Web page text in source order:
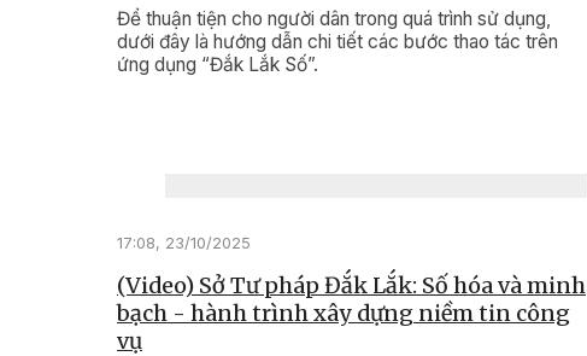
Để thuận tiện cho người dân trong quá trình sử dụng,
dưới đây là hướng dẫn chi tiết các bước thao tác trên
ứng dụng “Đắk Lắk Số”.
17:08, 23/10/2025
(Video) Sở Tư pháp Đắk Lắk: Số hóa và minh
bạch - hành trình xây dựng niềm tin công
vụ